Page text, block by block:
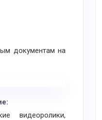
документам на
видеоролики,